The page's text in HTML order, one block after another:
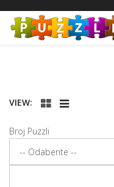
VIEW:
Broj Puzzli